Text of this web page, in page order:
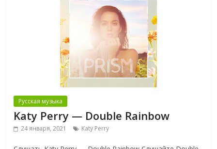
Русская музыка
Katy Perry — Double Rainbow
24 января, 2021 Katy Perry